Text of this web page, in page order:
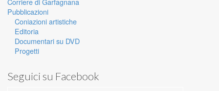
Pubblicazioni
Coniazioni artistiche
Editoria
Documentari su DVD
Progetti
Seguici su Facebook